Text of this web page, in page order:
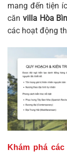
mang đến tiện
căn villa Hòa
các hoạt động
Khám phá